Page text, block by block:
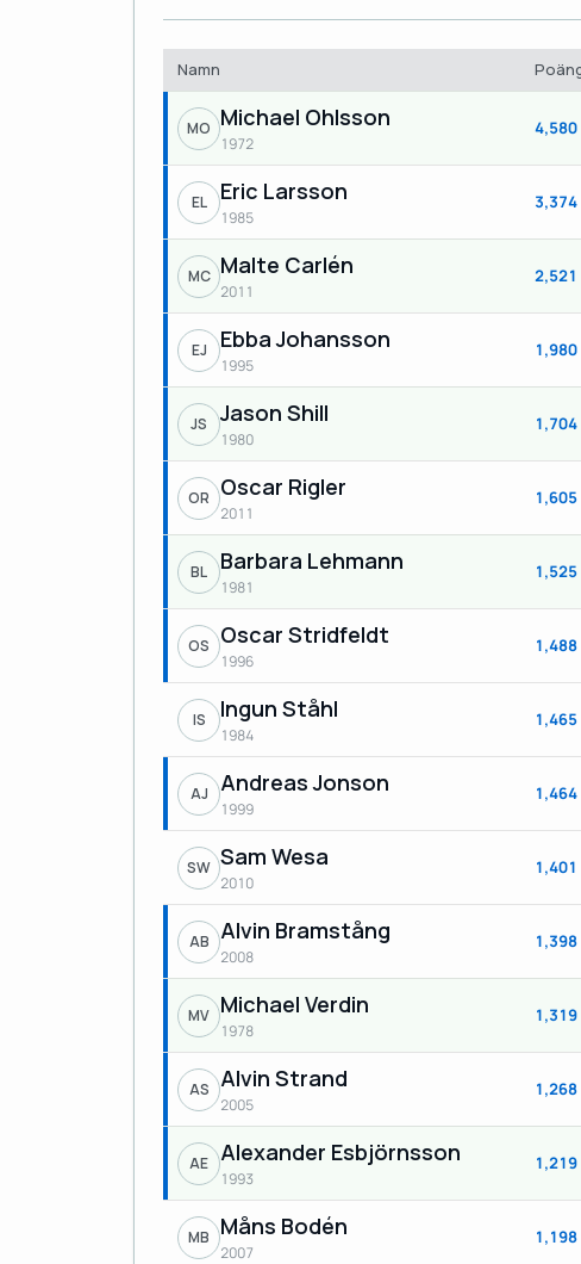
Namn
MO Michael Ohlsson
1972
4,580
EL Eric Larsson
1985
3,374
MC Malte Carlén
2011
2,521
EJ Ebba Johansson
1995
1,980
JS Jason Shill
1980
1,704
OR Oscar Rigler
2011
1,605
BL Barbara Lehmann
1981
1,525
OS Oscar Stridfeldt
1996
1,488
IS Ingun Ståhl
1984
1,465
AJ Andreas Jonson
1999
1,464
SW Sam Wesa
2010
1,401
AB Alvin Bramstång
2008
1,398
MV Michael Verdin
1978
1,319
AS Alvin Strand
2005
1,268
AE Alexander Esbjörnsson
1993
1,219
MB Måns Bodén
2007
1,198